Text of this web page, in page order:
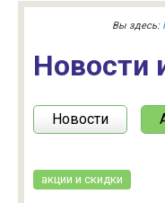
Вы здесь:
Новости
Новости
aкции и скидки